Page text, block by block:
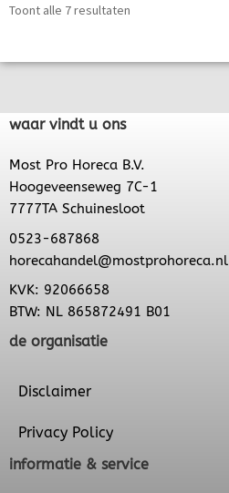
Toont alle 7 resultaten
waar vindt u ons
Most Pro Horeca B.V.
Hoogeveenseweg 7C-1
7777TA Schuinesloot
0523-687868
horecahandel@mostprohoreca.nl
KVK: 92066658
BTW: NL 865872491 B01
de organisatie
Disclaimer
Privacy Policy
informatie & service